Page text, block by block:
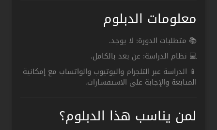
معلومات الدبلوم
📚 متطلبات الدورة: لا يوجد.
💻 نظام الدراسة: عن بعد بالكامل.
📱 الدراسة عبر التلجرام واليوتيوب والواتساب مع إمكانية
المتابعة والإجابة على الاستفسارات.
لمن يناسب هذا الدبلوم؟